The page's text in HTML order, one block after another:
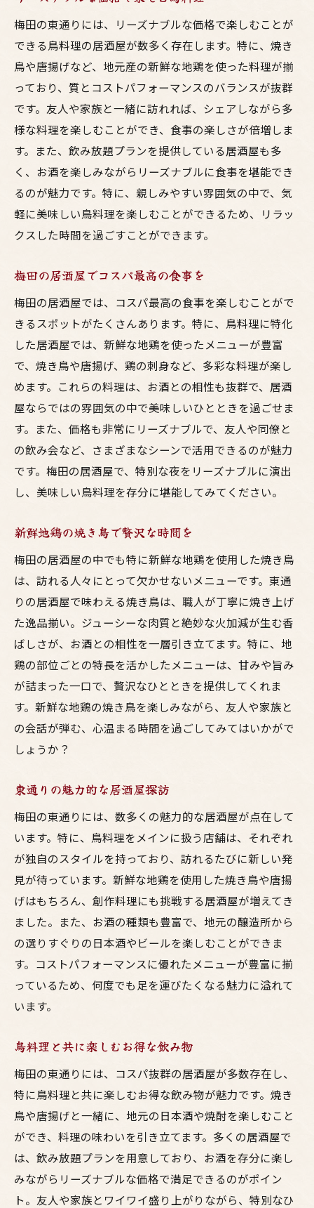
梅田の東通りには、リーズナブルな価格で楽しむことが
できる鳥料理の居酒屋が数多く存在します。特に、焼き
鳥や唐揚げなど、地元産の新鮮な地鶏を使った料理が揃
っており、質とコストパフォーマンスのバランスが抜群
です。友人や家族と一緒に訪れれば、シェアしながら多
様な料理を楽しむことができ、食事の楽しさが倍増しま
す。また、飲み放題プランを提供している居酒屋も多
く、お酒を楽しみながらリーズナブルに食事を堪能でき
るのが魅力です。特に、親しみやすい雰囲気の中で、気
軽に美味しい鳥料理を楽しむことができるため、リラッ
クスした時間を過ごすことができます。
梅田の居酒屋でコスパ最高の食事を
梅田の居酒屋では、コスパ最高の食事を楽しむことがで
きるスポットがたくさんあります。特に、鳥料理に特化
した居酒屋では、新鮮な地鶏を使ったメニューが豊富
で、焼き鳥や唐揚げ、鶏の刺身など、多彩な料理が楽し
めます。これらの料理は、お酒との相性も抜群で、居酒
屋ならではの雰囲気の中で美味しいひとときを過ごせま
す。また、価格も非常にリーズナブルで、友人や同僚と
の飲み会など、さまざまなシーンで活用できるのが魅力
です。梅田の居酒屋で、特別な夜をリーズナブルに演出
し、美味しい鳥料理を存分に堪能してみてください。
新鮮地鶏の焼き鳥で贅沢な時間を
梅田の居酒屋の中でも特に新鮮な地鶏を使用した焼き鳥
は、訪れる人々にとって欠かせないメニューです。東通
りの居酒屋で味わえる焼き鳥は、職人が丁寧に焼き上げ
た逸品揃い。ジューシーな肉質と絶妙な火加減が生む香
ばしさが、お酒との相性を一層引き立てます。特に、地
鶏の部位ごとの特長を活かしたメニューは、甘みや旨み
が詰まった一口で、贅沢なひとときを提供してくれま
す。新鮮な地鶏の焼き鳥を楽しみながら、友人や家族と
の会話が弾む、心温まる時間を過ごしてみてはいかがで
しょうか？
東通りの魅力的な居酒屋探訪
梅田の東通りには、数多くの魅力的な居酒屋が点在して
います。特に、鳥料理をメインに扱う店舗は、それぞれ
が独自のスタイルを持っており、訪れるたびに新しい発
見が待っています。新鮮な地鶏を使用した焼き鳥や唐揚
げはもちろん、創作料理にも挑戦する居酒屋が増えてき
ました。また、お酒の種類も豊富で、地元の醸造所から
の選りすぐりの日本酒やビールを楽しむことができま
す。コストパフォーマンスに優れたメニューが豊富に揃
っているため、何度でも足を運びたくなる魅力に溢れて
います。
鳥料理と共に楽しむお得な飲み物
梅田の東通りには、コスパ抜群の居酒屋が多数存在し、
特に鳥料理と共に楽しむお得な飲み物が魅力です。焼き
鳥や唐揚げと一緒に、地元の日本酒や焼酎を楽しむこと
ができ、料理の味わいを引き立てます。多くの居酒屋で
は、飲み放題プランを用意しており、お酒を存分に楽し
みながらリーズナブルな価格で満足できるのがポイン
ト。友人や家族とワイワイ盛り上がりながら、特別なひ